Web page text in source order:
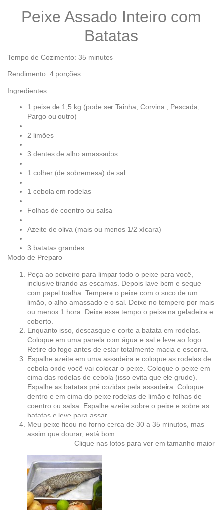
Peixe Assado Inteiro com
Batatas
Tempo de Cozimento: 35 minutes
Rendimento: 4 porções
Ingredientes
1 peixe de 1,5 kg (pode ser Tainha, Corvina , Pescada,
Pargo ou outro)
2 limões
3 dentes de alho amassados
1 colher (de sobremesa) de sal
1 cebola em rodelas
Folhas de coentro ou salsa
Azeite de oliva (mais ou menos 1/2 xícara)
3 batatas grandes
Modo de Preparo
Peça ao peixeiro para limpar todo o peixe para você,
inclusive tirando as escamas. Depois lave bem e seque
com papel toalha. Tempere o peixe com o suco de um
limão, o alho amassado e o sal. Deixe no tempero por mais
ou menos 1 hora. Deixe esse tempo o peixe na geladeira e
coberto.
Enquanto isso, descasque e corte a batata em rodelas.
Coloque em uma panela com água e sal e leve ao fogo.
Retire do fogo antes de estar totalmente macia e escorra.
Espalhe azeite em uma assadeira e coloque as rodelas de
cebola onde você vai colocar o peixe. Coloque o peixe em
cima das rodelas de cebola (isso evita que ele grude).
Espalhe as batatas pré cozidas pela assadeira. Coloque
dentro e em cima do peixe rodelas de limão e folhas de
coentro ou salsa. Espalhe azeite sobre o peixe e sobre as
batatas e leve para assar.
Meu peixe ficou no forno cerca de 30 a 35 minutos, mas
assim que dourar, está bom.
Clique nas fotos para ver em tamanho maior